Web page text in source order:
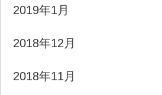
2019年1月
2018年12月
2018年11月